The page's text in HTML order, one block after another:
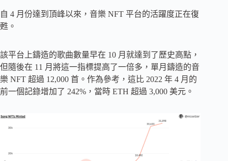
自 4 月份達到頂峰以來，音樂 NFT 平台的活躍度正在復
甦。
該平台上鑄造的歌曲數量早在 10 月就達到了歷史高點，
但隨後在 11 月將這一指標提高了一倍多，單月鑄造的音
樂 NFT 超過 12,000 首。作為參考，這比 2022 年 4 月的
前一個記錄增加了 242%，當時 ETH 超過 3,000 美元。